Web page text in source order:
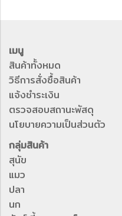
เมนู
สินค้าทั้งหมด
วิธีการสั่งซื้อสินค้า
แจ้งชำระเงิน
ตรวจสอบสถานะพัสดุ
นโยบายความเป็นส่วนตัว
กลุ่มสินค้า
สุนัข
แมว
ปลา
นก